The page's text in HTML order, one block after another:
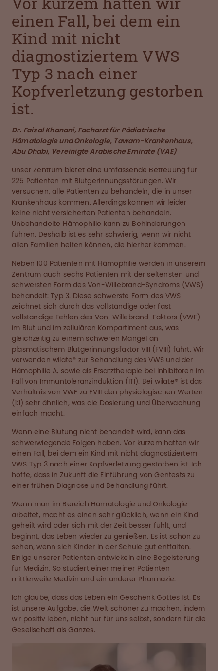
einen Fall, bei dem ein
Kind mit nicht
diagnostiziertem VWS
Typ 3 nach einer
Kopfverletzung gestorben
ist.
Dr. Faisal Khanani, Facharzt für Pädiatrische
Hämatologie und Onkologie, Tawam-Krankenhaus,
Abu Dhabi, Vereinigte Arabische Emirate (VAE)
Unser Zentrum bietet eine umfassende Betreuung für
225 Patienten mit Blutgerinnungsstörungen. Wir
versuchen, alle Patienten zu behandeln, die in unser
Krankenhaus kommen. Allerdings können wir leider
keine nicht versicherten Patienten behandeln.
Unbehandelte Hämophilie kann zu Behinderungen
führen. Deshalb ist es sehr schwierig, wenn wir nicht
allen Familien helfen können, die hierher kommen.
Neben 100 Patienten mit Hämophilie werden in unserem
Zentrum auch sechs Patienten mit der seltensten und
schwersten Form des Von-Willebrand-Syndroms (VWS)
behandelt: Typ 3. Diese schwerste Form des VWS
zeichnet sich durch das vollständige oder fast
vollständige Fehlen des Von-Willebrand-Faktors (VWF)
im Blut und im zellulären Kompartiment aus, was
gleichzeitig zu einem schweren Mangel an
plasmatischem Blutgerinnungsfaktor VIII (FVIII) führt. Wir
verwenden wilate® zur Behandlung des VWS und der
Hämophilie A, sowie als Ersatztherapie bei Inhibitoren im
Fall von Immuntoleranzinduktion (ITI). Bei wilate® ist das
Verhältnis von VWF zu FVIII den physiologischen Werten
(1:1) sehr ähnlich, was die Dosierung und Überwachung
einfach macht.
Wenn eine Blutung nicht behandelt wird, kann das
schwerwiegende Folgen haben. Vor kurzem hatten wir
einen Fall, bei dem ein Kind mit nicht diagnostiziertem
VWS Typ 3 nach einer Kopfverletzung gestorben ist. Ich
hoffe, dass in Zukunft die Einführung von Gentests zu
einer frühen Diagnose und Behandlung führt.
Wenn man im Bereich Hämatologie und Onkologie
arbeitet, macht es einen sehr glücklich, wenn ein Kind
geheilt wird oder sich mit der Zeit besser fühlt, und
beginnt, das Leben wieder zu genießen. Es ist schön zu
sehen, wenn sich Kinder in der Schule gut entfalten.
Einige unserer Patienten entwickeln eine Begeisterung
für Medizin. So studiert einer meiner Patienten
mittlerweile Medizin und ein anderer Pharmazie.
Ich glaube, dass das Leben ein Geschenk Gottes ist. Es
ist unsere Aufgabe, die Welt schöner zu machen, indem
wir positiv leben, nicht nur für uns selbst, sondern für die
Gesellschaft als Ganzes.